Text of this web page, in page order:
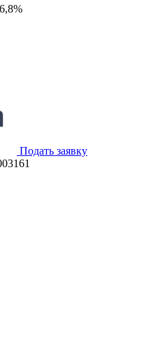
Подать заявку